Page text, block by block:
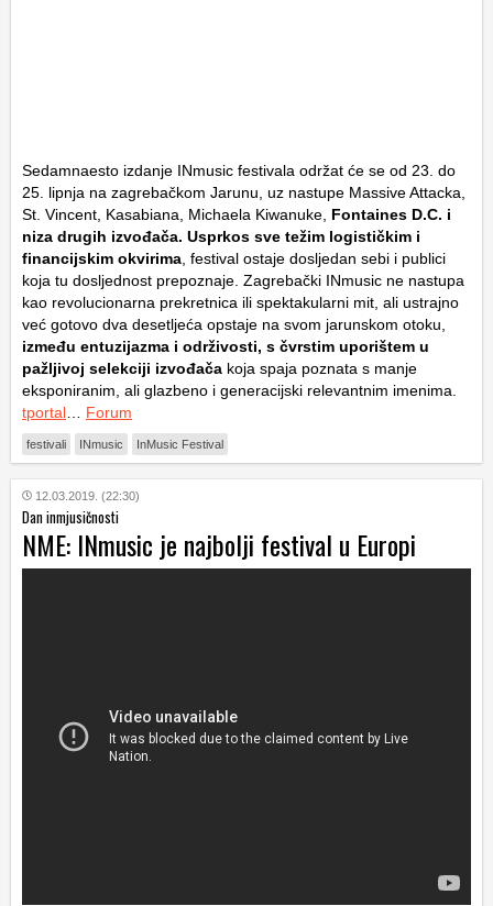
Sedamnaesto izdanje INmusic festivala održat će se od 23. do
25. lipnja na zagrebačkom Jarunu, uz nastupe Massive Attacka,
St. Vincent, Kasabiana, Michaela Kiwanuke, Fontaines D.C. i
niza drugih izvođača. Usprkos sve težim logističkim i
financijskim okvirima , festival ostaje dosljedan sebi i publici
koja tu dosljednost prepoznaje. Zagrebački INmusic ne nastupa
kao revolucionarna prekretnica ili spektakularni mit, ali ustrajno
već gotovo dva desetljeća opstaje na svom jarunskom otoku,
između entuzijazma i održivosti, s čvrstim uporištem u
pažljivoj selekciji izvođača koja spaja poznata s manje
eksponiranim, ali glazbeno i generacijski relevantnim imenima.
tportal
Forum
festivali INmusic InMusic Festival
12.03.2019. (22:30)
Dan inmjusičnosti
NME: INmusic je najbolji festival u Europi